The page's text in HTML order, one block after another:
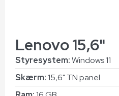
Lenovo 15,6"
Styresystem:Windows 11
Skærm:15,6" TN panel